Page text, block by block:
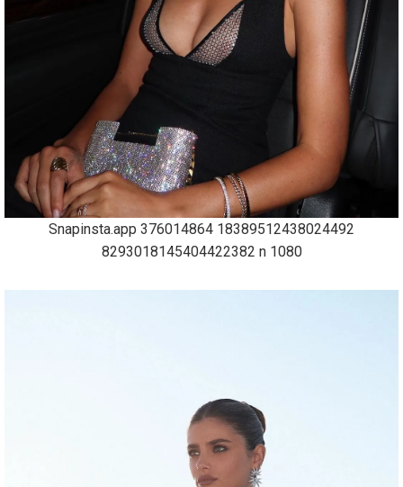
Snapinsta.app 376014864 18389512438024492
8293018145404422382 n 1080